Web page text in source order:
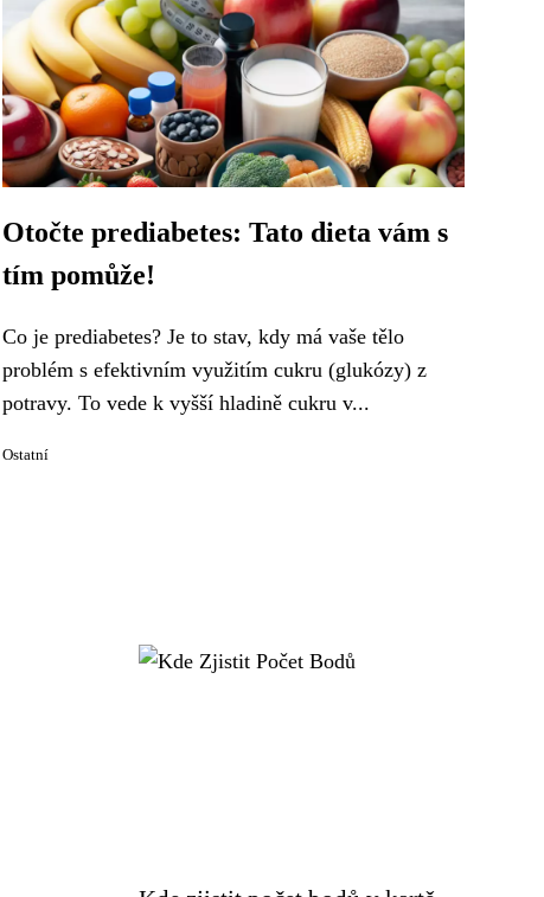
Otočte prediabetes: Tato dieta vám s
tím pomůže!
Co je prediabetes? Je to stav, kdy má vaše tělo
problém s efektivním využitím cukru (glukózy) z
potravy. To vede k vyšší hladině cukru v...
Ostatní